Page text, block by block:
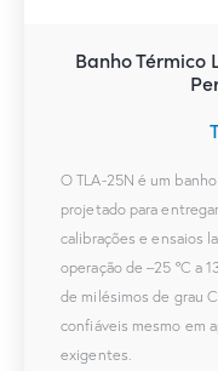
Banho Térmico
O TLA-25N é um
projetado para
calibrações e ensaios
operação de –25 ºC a
de milésimos de grau
confiáveis mesmo em
exigentes.